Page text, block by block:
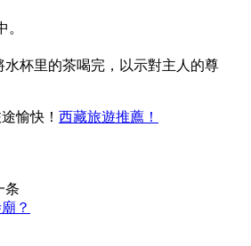
杯里的茶喝完，以示對主人的尊
愉快！ 西藏旅遊推薦！
条
？